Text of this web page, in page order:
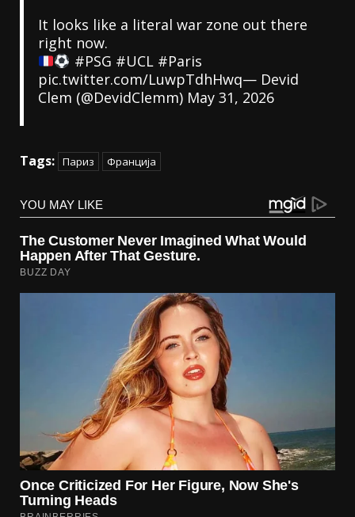
It looks like a literal war zone out there
right now.
#PSG #UCL #Paris
pic.twitter.com/LuwpTdhHwq— Devid
Clem (@DevidClemm) May 31, 2026
Tags: Париз Франција